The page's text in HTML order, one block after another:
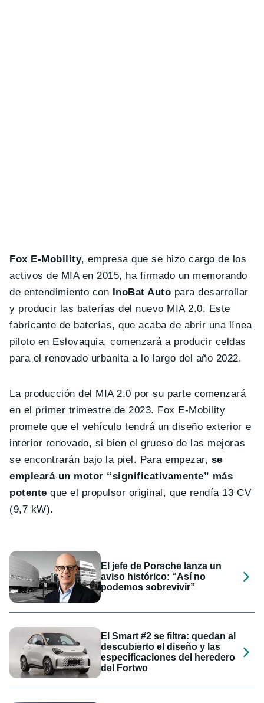
Fox E-Mobility, empresa que se hizo cargo de los
activos de MIA en 2015, ha firmado un memorando
de entendimiento con InoBat Auto para desarrollar
y producir las baterías del nuevo MIA 2.0. Este
fabricante de baterías, que acaba de abrir una línea
piloto en Eslovaquia, comenzará a producir celdas
para el renovado urbanita a lo largo del año 2022.
La producción del MIA 2.0 por su parte comenzará
en el primer trimestre de 2023. Fox E-Mobility
promete que el vehículo tendrá un diseño exterior e
interior renovado, si bien el grueso de las mejoras
se encontrarán bajo la piel. Para empezar, se
empleará un motor “significativamente” más
potente que el propulsor original, que rendía 13 CV
(9,7 kW).
El jefe de Porsche lanza un
aviso histórico: “Así no
podemos sobrevivir”
El Smart #2 se filtra: quedan al
descubierto el diseño y las
especificaciones del heredero
del Fortwo